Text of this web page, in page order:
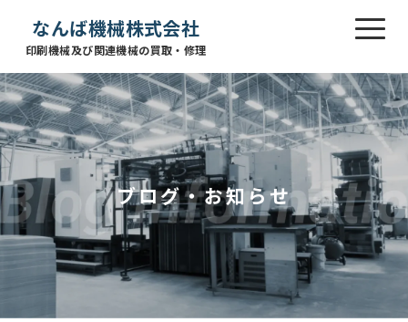
なんば機械株式会社
印刷機械及び関連機械の買取・修理
ブログ・お知らせ